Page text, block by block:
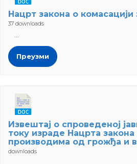
Нацрт закона о
37 downloads
...
Преузми
Извештај о спроведеној
току израде Нацрта
производима од грожђа и
downloads